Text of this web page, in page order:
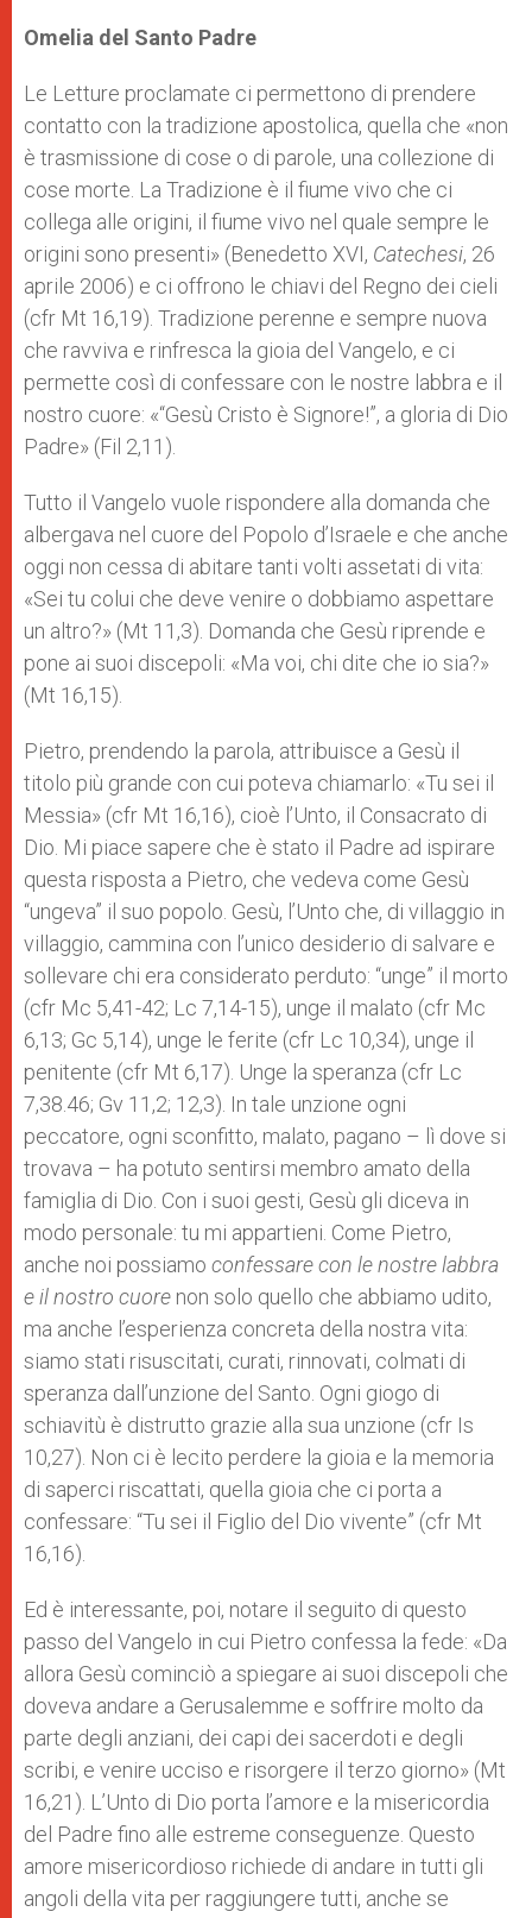
Omelia del Santo Padre
Le Letture proclamate ci permettono di prendere
contatto con la tradizione apostolica, quella che «non
è trasmissione di cose o di parole, una collezione di
cose morte. La Tradizione è il fiume vivo che ci
collega alle origini, il fiume vivo nel quale sempre le
origini sono presenti» (Benedetto XVI, Catechesi, 26
aprile 2006) e ci offrono le chiavi del Regno dei cieli
(cfr Mt 16,19). Tradizione perenne e sempre nuova
che ravviva e rinfresca la gioia del Vangelo, e ci
permette così di confessare con le nostre labbra e il
nostro cuore: «“Gesù Cristo è Signore!”, a gloria di Dio
Padre» (Fil 2,11).
Tutto il Vangelo vuole rispondere alla domanda che
albergava nel cuore del Popolo d’Israele e che anche
oggi non cessa di abitare tanti volti assetati di vita:
«Sei tu colui che deve venire o dobbiamo aspettare
un altro?» (Mt 11,3). Domanda che Gesù riprende e
pone ai suoi discepoli: «Ma voi, chi dite che io sia?»
(Mt 16,15).
Pietro, prendendo la parola, attribuisce a Gesù il
titolo più grande con cui poteva chiamarlo: «Tu sei il
Messia» (cfr Mt 16,16), cioè l’Unto, il Consacrato di
Dio. Mi piace sapere che è stato il Padre ad ispirare
questa risposta a Pietro, che vedeva come Gesù
“ungeva” il suo popolo. Gesù, l’Unto che, di villaggio in
villaggio, cammina con l’unico desiderio di salvare e
sollevare chi era considerato perduto: “unge” il morto
(cfr Mc 5,41-42; Lc 7,14-15), unge il malato (cfr Mc
6,13; Gc 5,14), unge le ferite (cfr Lc 10,34), unge il
penitente (cfr Mt 6,17). Unge la speranza (cfr Lc
7,38.46; Gv 11,2; 12,3). In tale unzione ogni
peccatore, ogni sconfitto, malato, pagano – lì dove si
trovava – ha potuto sentirsi membro amato della
famiglia di Dio. Con i suoi gesti, Gesù gli diceva in
modo personale: tu mi appartieni. Come Pietro,
anche noi possiamo confessare con le nostre labbra
e il nostro cuore non solo quello che abbiamo udito,
ma anche l’esperienza concreta della nostra vita:
siamo stati risuscitati, curati, rinnovati, colmati di
speranza dall’unzione del Santo. Ogni giogo di
schiavitù è distrutto grazie alla sua unzione (cfr Is
10,27). Non ci è lecito perdere la gioia e la memoria
di saperci riscattati, quella gioia che ci porta a
confessare: “Tu sei il Figlio del Dio vivente” (cfr Mt
16,16).
Ed è interessante, poi, notare il seguito di questo
passo del Vangelo in cui Pietro confessa la fede: «Da
allora Gesù cominciò a spiegare ai suoi discepoli che
doveva andare a Gerusalemme e soffrire molto da
parte degli anziani, dei capi dei sacerdoti e degli
scribi, e venire ucciso e risorgere il terzo giorno» (Mt
16,21). L’Unto di Dio porta l’amore e la misericordia
del Padre fino alle estreme conseguenze. Questo
amore misericordioso richiede di andare in tutti gli
angoli della vita per raggiungere tutti, anche se